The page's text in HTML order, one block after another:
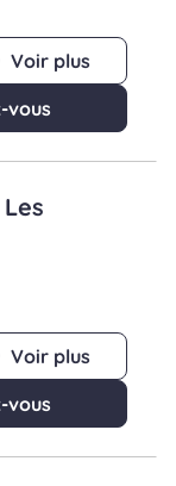
Voir plus
vous
Voir plus
vous